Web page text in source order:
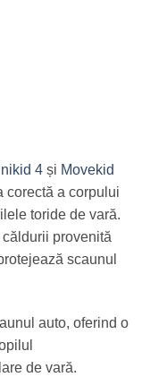
4 și Movekid
corectă a corpului
toride de vară.
provenită
scaunul
auto, oferind o
de vară.